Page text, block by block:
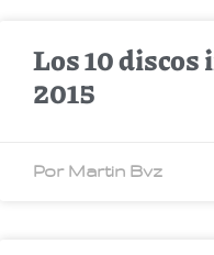
Los 10
2015
Por Martin Bvz